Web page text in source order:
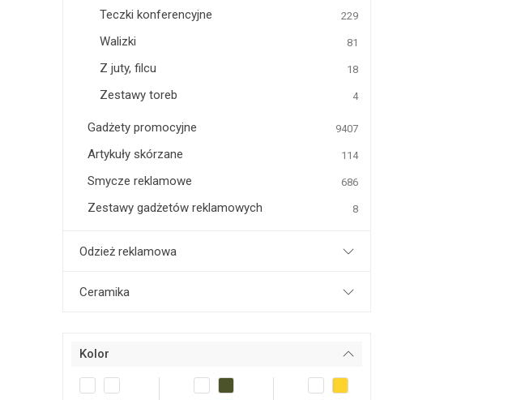
Teczki konferencyjne 229
Walizki 81
Z juty, filcu 18
Zestawy toreb 4
Gadżety promocyjne 9407
Artykuły skórzane 114
Smycze reklamowe 686
Zestawy gadżetów reklamowych 8
Odzież reklamowa
Ceramika
Kolor